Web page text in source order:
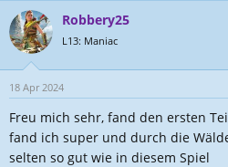
k
t
o
n
e
n
Robbery25
L13: Maniac
18 Apr 2024
Freu mich sehr, fand den ersten
fand ich super und durch die
selten so gut wie in diesem Spiel